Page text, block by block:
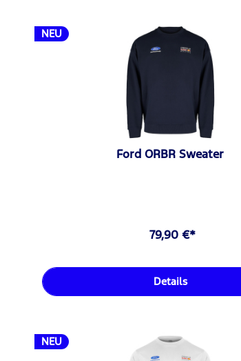
NEU
Ford ORBR Sweater
79,90 €*
Details
NEU